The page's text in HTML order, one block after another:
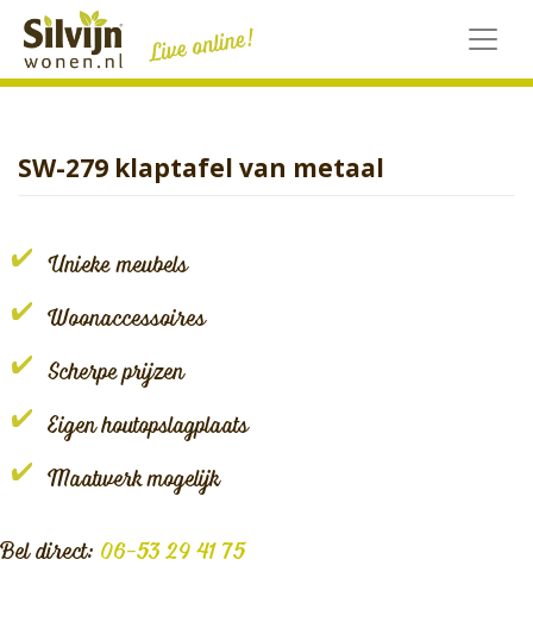
Skip
content
SW-279 klaptafel van metaal
Unieke meubels
Woonaccessoires
Scherpe prijzen
Eigen houtopslagplaats
Maatwerk mogelijk
Bel direct: 06-53 29 41 75